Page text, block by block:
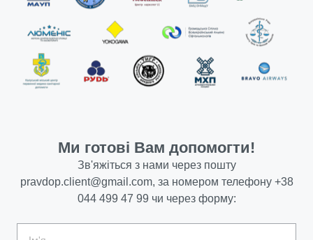
Ми готові Вам допомогти!
Зв'яжіться з нами через пошту
pravdop.client@gmail.com, за номером телефону +38
044 499 47 99 чи через форму: